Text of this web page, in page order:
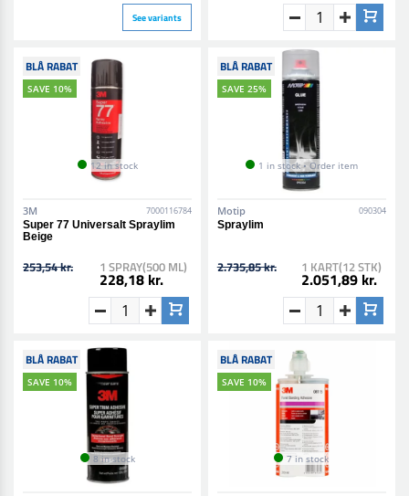
See variants
BLÅ RABAT
SAVE 10%
12 in stock
3M 7000116784
Super 77 Universalt Spraylim
Beige
253,54 kr. 1 SPRAY(500 ML)
228,18 kr.
BLÅ RABAT
SAVE 25%
1 in stock • Order item
Motip 090304
Spraylim
2.735,85 kr. 1 KART(12 STK)
2.051,89 kr.
BLÅ RABAT
SAVE 10%
8 in stock
BLÅ RABAT
SAVE 10%
7 in stock